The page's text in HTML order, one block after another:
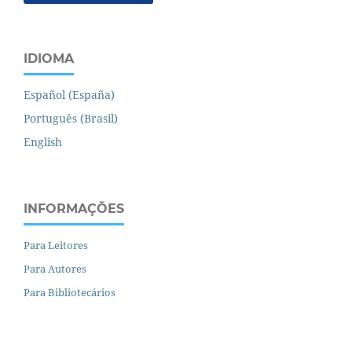
IDIOMA
Español (España)
Português (Brasil)
English
INFORMAÇÕES
Para Leitores
Para Autores
Para Bibliotecários